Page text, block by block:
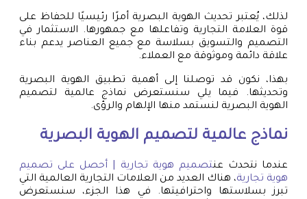
لذلك، يُعتبر تحديث الهوية البصرية أمرًا رئيسيًا للحفاظ على
قوة العلامة التجارية وتفاعلها مع جمهورها. الاستثمار في
التصميم والتسويق بسلاسة مع جميع العناصر يدعم بناء
علاقة دائمة وموثوقة مع العملاء.
بهذا، نكون قد توصلنا إلى أهمية تطبيق الهوية البصرية
وتحديثها. فيما يلي سنستعرض نماذج عالمية لتصميم
الهوية البصرية لنستمد منها الإلهام والرؤى.
نماذج عالمية لتصميم الهوية البصرية
عندما نتحدث عنتصميم هوية تجارية | أحصل على تصميم
هوية تجارية، هناك العديد من العلامات التجارية العالمية التي
تبرز بسلاستها واحترافيتها. في هذا الجزء، سنستعرض